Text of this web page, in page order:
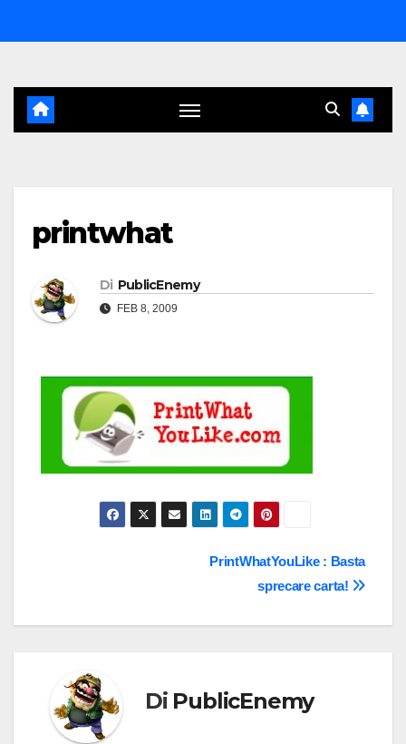
al
printwhat
Di PublicEnemy
FEB 8, 2009
PrintWhatYouLike : Basta
sprecare carta!
Di PublicEnemy